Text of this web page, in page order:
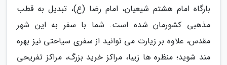
بارگاه امام هشتم شیعیان، امام رضا (ع)، تبدیل به قطب
مذهبی کشورمان شده است. شما با سفر به این شهر
مقدس، علاوه بر زیارت می توانید از سفری سیاحتی نیز بهره
مند شوید؛ منظره ها زیبا، مراکز خرید بزرگ، مراکز تفریحی